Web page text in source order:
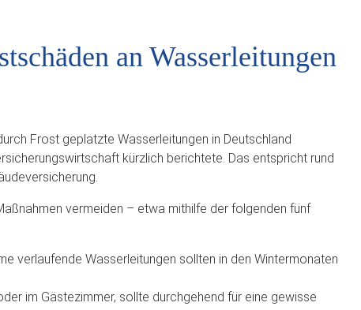
an Wasserleitungen
Frost geplatzte Wasserleitungen in Deutschland
kürzlich berichtete. Das entspricht rund
vermeiden – etwa mithilfe der folgenden fünf
verlaufende Wasserleitungen sollten in den Wintermonaten
im Gästezimmer, sollte durchgehend für eine gewisse